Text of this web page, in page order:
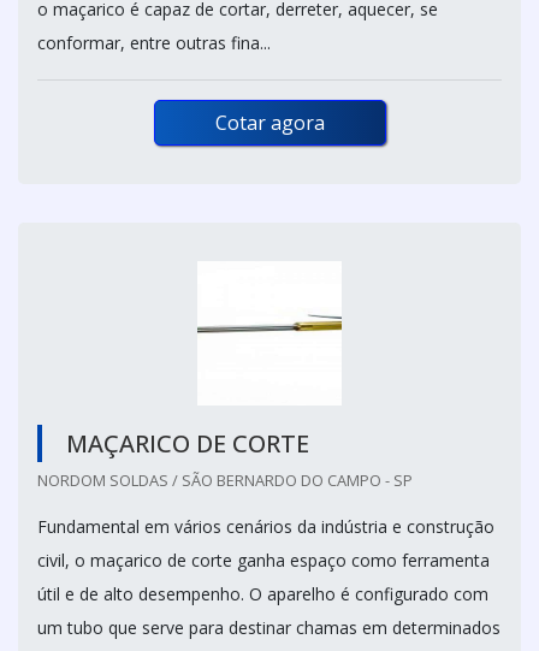
o maçarico é capaz de cortar, derreter, aquecer, se
conformar, entre outras fina...
Cotar agora
MAÇARICO DE CORTE
NORDOM SOLDAS / SÃO BERNARDO DO CAMPO - SP
Fundamental em vários cenários da indústria e construção
civil, o maçarico de corte ganha espaço como ferramenta
útil e de alto desempenho. O aparelho é configurado com
um tubo que serve para destinar chamas em determinados